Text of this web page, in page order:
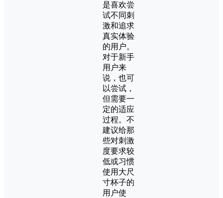
是喜欢尝
试不同刺
激和追求
真实体验
的用户。
对于新手
用户来
说，也可
以尝试，
但需要一
定的适应
过程。不
建议给那
些对刺激
度要求较
低或习惯
使用大尺
寸杯子的
用户使